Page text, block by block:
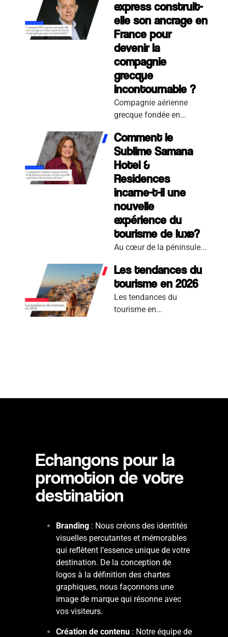
express construit-
elle son ancrage en
France pour
devenir la
compagnie
grecque
incontournable ?
Compagnie aérienne
grecque fondée en...
Comment le
Sublime Samana
Hotel &
Residences
incarne-t-il une
nouvelle
expérience du
tourisme de luxe?
Au cœur de la péninsule...
Les tendances du
tourisme en 2026
Les tendances du
tourisme en...
Echangons pour la
promotion de votre
destination
Branding : Nous créons des identités
visuelles percutantes et mémorables
qui reflètent l’essence unique de votre
destination. De la conception de
logos à la définition des chartes
graphiques, nous façonnons une
image de marque qui résonne avec
vos visiteurs.
Création de contenu : Notre équipe de